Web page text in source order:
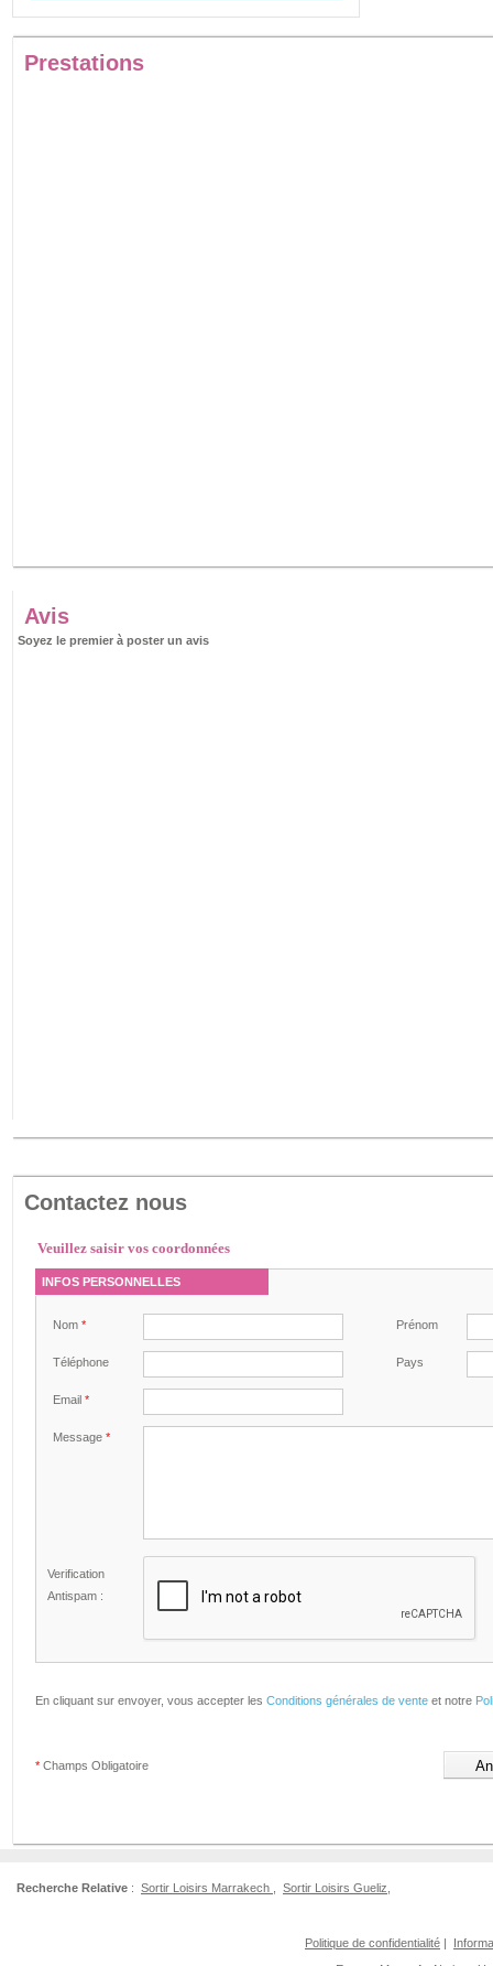
Prestations
Avis
Soyez le premier à poster un avis
Contactez nous
Veuillez saisir vos coordonnées
INFOS PERSONNELLES
Nom * Prénom
Téléphone Pays
Email *
Message *
Verification
Antispam :
En cliquant sur envoyer, vous accepter les Conditions générales de vente et notre
* Champs Obligatoire
Recherche Relative : Sortir Loisirs Marrakech Sortir Loisirs Gueliz
Politique de confidentialité |